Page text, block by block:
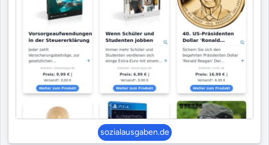
sozialausgaben.de